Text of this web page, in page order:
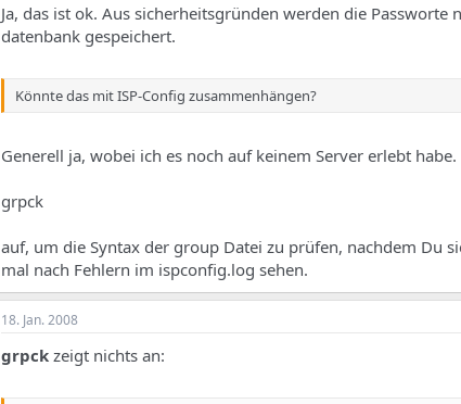
Ja, das ist ok. Aus sicherheitsgründen werden die
datenbank gespeichert.
Könnte das mit ISP-Config zusammenhängen?
Generell ja, wobei ich es noch auf keinem Server erlebt
grpck
auf, um die Syntax der group Datei zu prüfen, nachdem Du
mal nach Fehlern im ispconfig.log sehen.
18. Jan. 2008
grpck zeigt nichts an: